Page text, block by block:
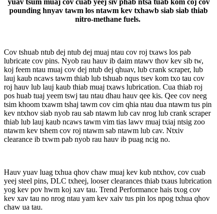
pounding hnyav tawm los ntawm kev txhawb siab siab thiab
nitro-methane fuels.
Cov tshuab ntub dej ntub dej muaj ntau cov roj txaws los pab
lubricate cov pins. Nyob rau hauv ib daim ntawv thov kev sib tw,
koj feem ntau muaj cov dej ntub dej qhuav, lub crank scraper, lub
lauj kaub ncaws tawm thiab lub tshuab nqus tsev kom txo tau cov
roj hauv lub lauj kaub thiab muaj txaws lubrication. Cua thiab roj
pos huab tuaj yeem tswj tau ntau dhau hauv qee kis. Qee cov neeg
tsim khoom txawm tshaj tawm cov cim qhia ntau dua ntawm tus pin
kev ntxhov siab nyob rau sab ntawm lub cav nrog lub crank scraper
thiab lub lauj kaub ncaws tawm vim tias lawv muaj txiaj ntsig zoo
ntawm kev tshem cov roj ntawm sab ntawm lub cav. Ntxiv
clearance ib txwm pab nyob rau hauv ib puag ncig no.
Hauv yuav luag txhua qhov chaw muaj kev kub ntxhov, cov cuab
yeej steel pins, DLC txheej, looser clearances thiab txaus lubrication
yog kev pov hwm koj xav tau. Trend Performance hais txog cov
kev xav tau no nrog ntau yam kev xaiv tus pin los npog txhua qhov
chaw ua tau.